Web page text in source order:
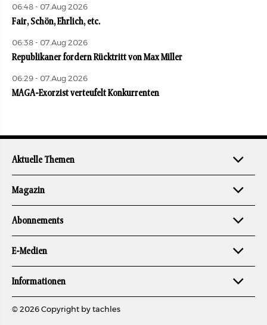
06:48 - 07.Aug 2026
Fair, Schön, Ehrlich, etc.
06:38 - 07.Aug 2026
Republikaner fordern Rücktritt von Max Miller
06:29 - 07.Aug 2026
MAGA-Exorzist verteufelt Konkurrenten
Aktuelle Themen
Magazin
Abonnements
E-Medien
Informationen
© 2026 Copyright by tachles